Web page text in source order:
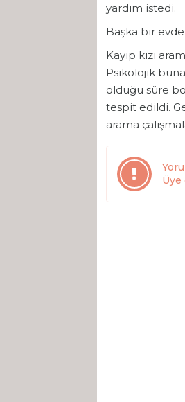
yardım istedi.
Başka bir evde
Kayıp kızı
Psikolojik
olduğu süre
tespit edildi.
arama